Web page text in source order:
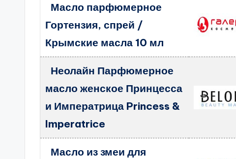
Масло парфюмерное
Гортензия, спрей /
Крымские масла 10 мл
Неолайн Парфюмерное
масло женское Принцесса
и Императрица Princess &
Imperatrice
Масло из змеи для